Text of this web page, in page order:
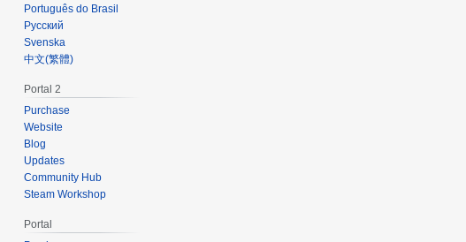
Português do Brasil
Русский
Svenska
‪中文(繁體)‬
Portal 2
Purchase
Website
Blog
Updates
Community Hub
Steam Workshop
Portal